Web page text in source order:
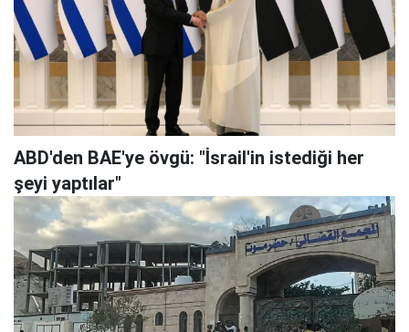
ABD'den BAE'ye övgü: "İsrail'in istediği her
şeyi yaptılar"